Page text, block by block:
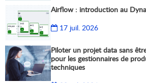
Airflow : introduction au
17 juil. 2026
Piloter un projet data sans
pour les gestionnaires de
techniques